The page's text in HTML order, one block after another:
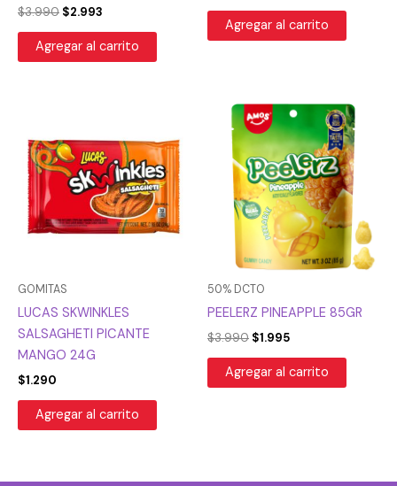
$3.990 $2.993
Agregar al carrito
Agregar al carrito
GOMITAS
LUCAS SKWINKLES
SALSAGHETI PICANTE
MANGO 24G
$1.290
Agregar al carrito
50% DCTO
PEELERZ PINEAPPLE 85GR
$3.990
El
precio
original
$3.990.
$1.995
El
precio
actual
es:
$1.995.
Agregar al carrito